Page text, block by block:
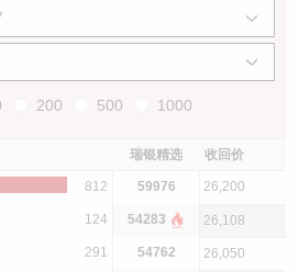
200 500 1000
瑞银精选 收回价
812 59976 26,200
124 54283 26,108
291 54762 26,050